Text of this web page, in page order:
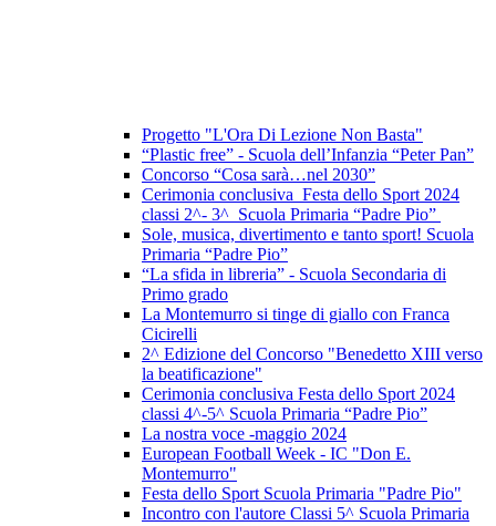
Progetto "L'Ora Di Lezione Non Basta"
“Plastic free” - Scuola dell’Infanzia “Peter Pan”
Concorso “Cosa sarà…nel 2030”
Cerimonia conclusiva Festa dello Sport 2024
classi 2^- 3^ Scuola Primaria “Padre Pio”
Sole, musica, divertimento e tanto sport! Scuola
Primaria “Padre Pio”
“La sfida in libreria” - Scuola Secondaria di
Primo grado
La Montemurro si tinge di giallo con Franca
Cicirelli
2^ Edizione del Concorso "Benedetto XIII verso
la beatificazione"
Cerimonia conclusiva Festa dello Sport 2024
classi 4^-5^ Scuola Primaria “Padre Pio”
La nostra voce -maggio 2024
European Football Week - IC "Don E.
Montemurro"
Festa dello Sport Scuola Primaria "Padre Pio"
Incontro con l'autore Classi 5^ Scuola Primaria